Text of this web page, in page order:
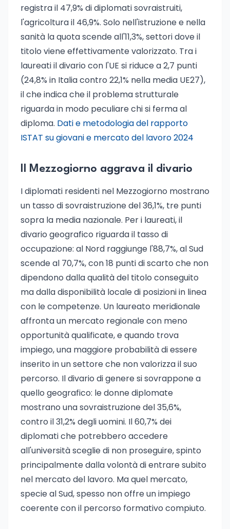
registra il 47,9% di diplomati sovraistruiti,
l'agricoltura il 46,9%. Solo nell'istruzione e nella
sanità la quota scende all'11,3%, settori dove il
titolo viene effettivamente valorizzato. Tra i
laureati il divario con l'UE si riduce a 2,7 punti
(24,8% in Italia contro 22,1% nella media UE27),
il che indica che il problema strutturale
riguarda in modo peculiare chi si ferma al
diploma. Dati e metodologia del rapporto
ISTAT su giovani e mercato del lavoro 2024
Il Mezzogiorno aggrava il divario
I diplomati residenti nel Mezzogiorno mostrano
un tasso di sovraistruzione del 36,1%, tre punti
sopra la media nazionale. Per i laureati, il
divario geografico riguarda il tasso di
occupazione: al Nord raggiunge l'88,7%, al Sud
scende al 70,7%, con 18 punti di scarto che non
dipendono dalla qualità del titolo conseguito
ma dalla disponibilità locale di posizioni in linea
con le competenze. Un laureato meridionale
affronta un mercato regionale con meno
opportunità qualificate, e quando trova
impiego, una maggiore probabilità di essere
inserito in un settore che non valorizza il suo
percorso. Il divario di genere si sovrappone a
quello geografico: le donne diplomate
mostrano una sovraistruzione del 35,6%,
contro il 31,2% degli uomini. Il 60,7% dei
diplomati che potrebbero accedere
all'università sceglie di non proseguire, spinto
principalmente dalla volontà di entrare subito
nel mercato del lavoro. Ma quel mercato,
specie al Sud, spesso non offre un impiego
coerente con il percorso formativo compiuto.